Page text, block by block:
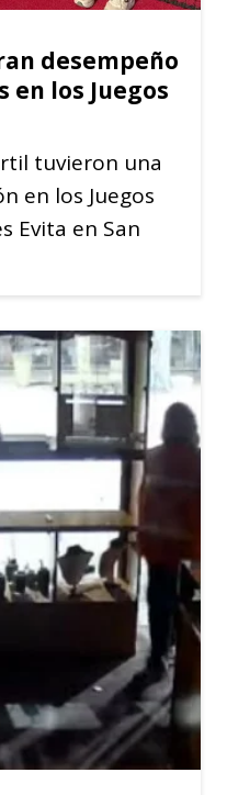
desempeño
los Juegos
tuvieron una
en los Juegos
Evita en San